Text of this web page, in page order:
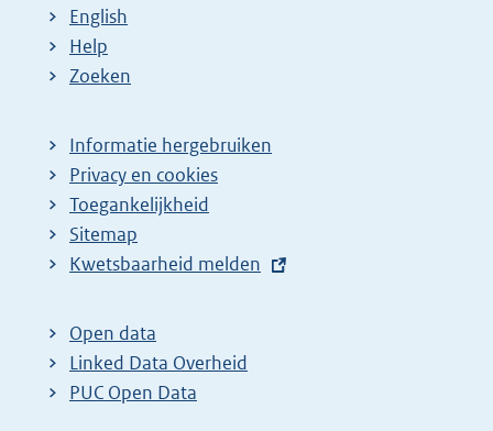
English
Help
Zoeken
Informatie hergebruiken
Privacy en cookies
Toegankelijkheid
Sitemap
E
t
e
r
Kwetsbaarheid melden
Open data
Linked Data Overheid
PUC Open Data